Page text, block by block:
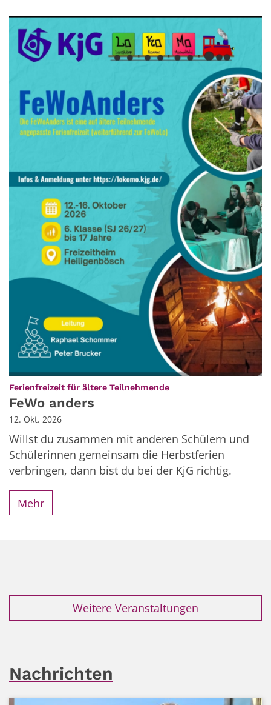
Ferienfreizeit für ältere Teilnehmende:
FeWo anders
12. Okt. 2026
Willst du zusammen mit anderen Schülern und
Schülerinnen gemeinsam die Herbstferien
verbringen, dann bist du bei der KjG richtig.
Mehr
Weitere Veranstaltungen
Nachrichten